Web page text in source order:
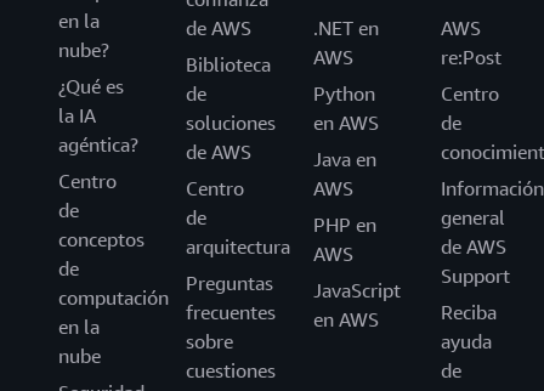
en la
nube?
¿Qué es
la IA
agéntica?
Centro
de
conceptos
de
computación
en la
nube
de AWS
Biblioteca
de
soluciones
de AWS
Centro
de
arquitectura
Preguntas
frecuentes
sobre
cuestiones
.NET en
AWS
Python
en AWS
Java en
AWS
PHP en
AWS
JavaScript
en AWS
AWS
re:Post
Centro
de
Información
general
de AWS
Support
Reciba
ayuda
de